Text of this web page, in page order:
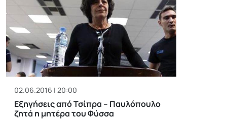
02.06.2016 | 20:00
Εξηγήσεις από Τσίπρα – Παυλόπουλο
ζητά η μητέρα του Φύσσα